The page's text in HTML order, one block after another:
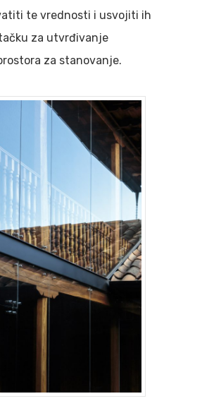
te vrednosti i usvojiti ih
za utvrđivanje
za stanovanje.